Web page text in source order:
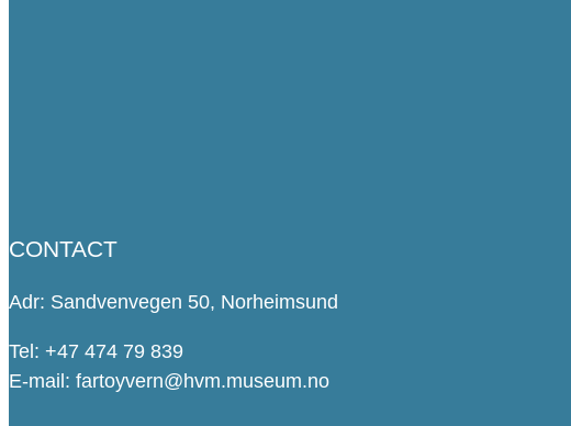
CONTACT
Adr: Sandvenvegen 50, Norheimsund
Tel: +47 474 79 839
E-mail: fartoyvern@hvm.museum.no